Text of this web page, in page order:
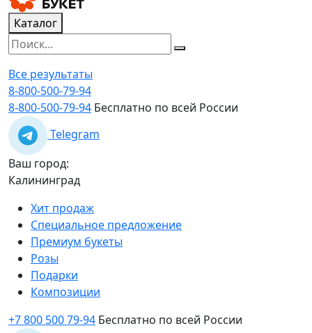
Каталог
Все результаты
8-800-500-79-94
8-800-500-79-94 Бесплатно по всей России
Telegram
Ваш город:
Калининград
Хит продаж
Специальное предложение
Премиум букеты
Розы
Подарки
Композиции
+7 800 500 79-94 Бесплатно по всей России